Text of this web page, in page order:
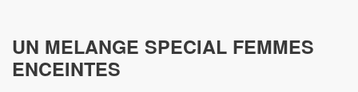
UN MELANGE SPECIAL FEMMES
ENCEINTES